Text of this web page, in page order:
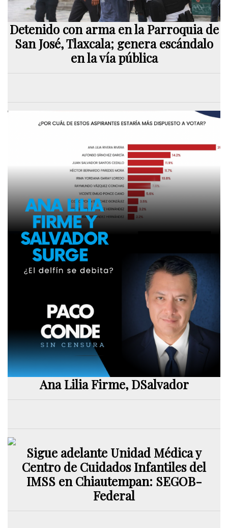
Detenido con arma en la Parroquia de
San José, Tlaxcala; genera escándalo
en la vía pública
Ana Lilia Firme, DSalvador
Sigue adelante Unidad Médica y
Centro de Cuidados Infantiles del
IMSS en Chiautempan: SEGOB-
Federal